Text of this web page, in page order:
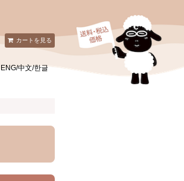
カートを見る
ENG/中文/한글